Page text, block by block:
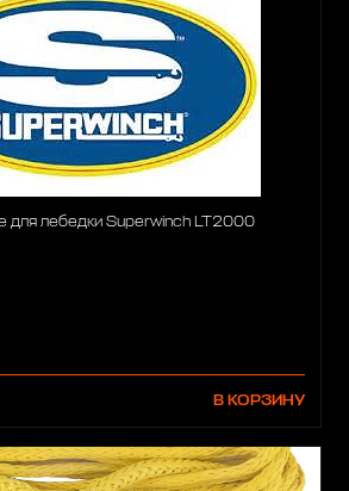
для лебедки Superwinch LT2000
В КОРЗИНУ